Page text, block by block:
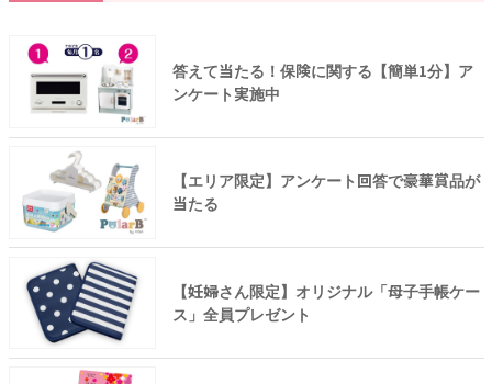
答えて当たる！保険に関する【簡単1分】ア
ンケート実施中
【エリア限定】アンケート回答で豪華賞品が
当たる
【妊婦さん限定】オリジナル「母子手帳ケー
ス」全員プレゼント